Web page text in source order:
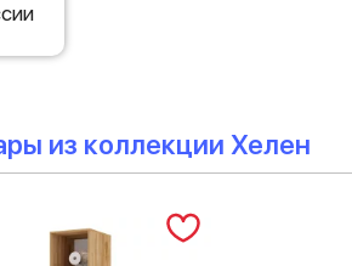
из коллекции Хелен